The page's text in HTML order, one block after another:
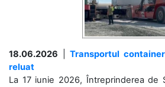
18.06.2026
Transportul
reluat
La 17 iunie 2026, Întreprinderea de